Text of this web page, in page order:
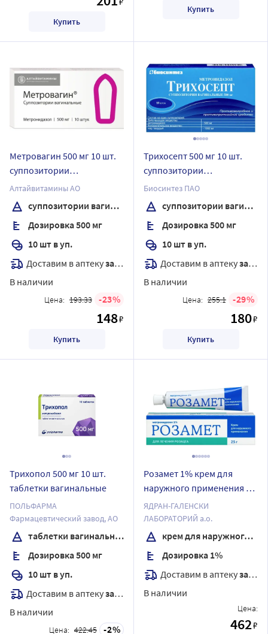
Купить
Купить
Метровагин 500 мг 10 шт.
суппозитории
вагинальные
Алтайвитамины АО
суппозитории вагинальные
Дозировка 500 мг
10 шт в уп.
Доставим в аптекузавтра
В наличии
Цена: 193.33 23
148₽
Купить
Трихосепт 500 мг 10 шт.
суппозитории
вагинальные
Биосинтез ПАО
суппозитории вагинальные
Дозировка 500 мг
10 шт в уп.
Доставим в аптекузавтра
В наличии
Цена: 255.1 29
180₽
Купить
Трихопол 500 мг 10 шт.
таблетки вагинальные
ПОЛЬФАРМА
Фармацевтический завод, АО
таблетки вагинальные
Дозировка 500 мг
10 шт в уп.
Доставим в аптекузавтра
В наличии
Цена: 422.45 2
Розамет 1% крем для
наружного применения 25
гр
ЯДРАН-ГАЛЕНСКИ
ЛАБОРАТОРИЙ а.о.
крем для наружного применения
Дозировка 1%
Доставим в аптекузавтра
В наличии
Цена:
462₽